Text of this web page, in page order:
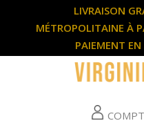
LIVRAISON
MÉTROPOLITAINE À
PAIEMENT